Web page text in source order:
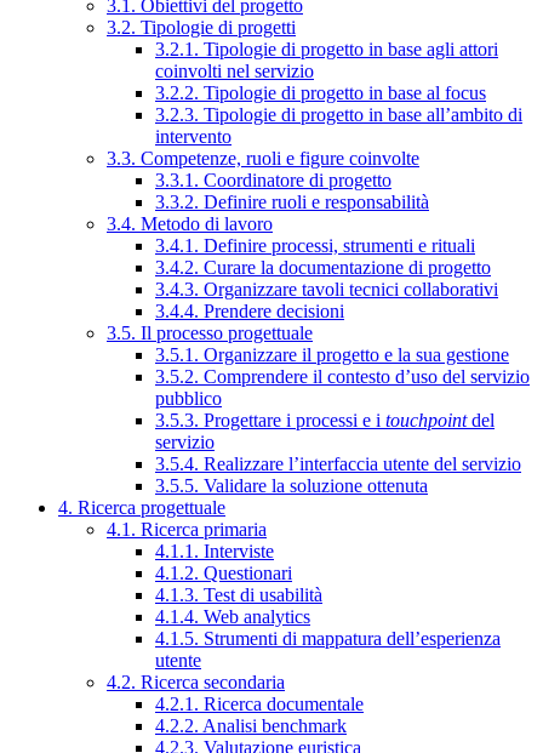
3.1. Obiettivi del progetto
3.2. Tipologie di progetti
3.2.1. Tipologie di progetto in base agli attori
coinvolti nel servizio
3.2.2. Tipologie di progetto in base al focus
3.2.3. Tipologie di progetto in base all’ambito di
intervento
3.3. Competenze, ruoli e figure coinvolte
3.3.1. Coordinatore di progetto
3.3.2. Definire ruoli e responsabilità
3.4. Metodo di lavoro
3.4.1. Definire processi, strumenti e rituali
3.4.2. Curare la documentazione di progetto
3.4.3. Organizzare tavoli tecnici collaborativi
3.4.4. Prendere decisioni
3.5. Il processo progettuale
3.5.1. Organizzare il progetto e la sua gestione
3.5.2. Comprendere il contesto d’uso del servizio
pubblico
3.5.3. Progettare i processi e i touchpointdel
servizio
3.5.4. Realizzare l’interfaccia utente del servizio
3.5.5. Validare la soluzione ottenuta
4. Ricerca progettuale
4.1. Ricerca primaria
4.1.1. Interviste
4.1.2. Questionari
4.1.3. Test di usabilità
4.1.4. Web analytics
4.1.5. Strumenti di mappatura dell’esperienza
utente
4.2. Ricerca secondaria
4.2.1. Ricerca documentale
4.2.2. Analisi benchmark
4.2.3. Valutazione euristica